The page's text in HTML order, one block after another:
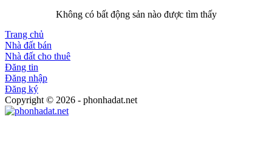
Không có bất động sản nào được tìm thấy
Trang chủ
Nhà đất bán
Nhà đất cho thuê
Đăng tin
Đăng nhập
Đăng ký
Copyright © 2026 - phonhadat.net